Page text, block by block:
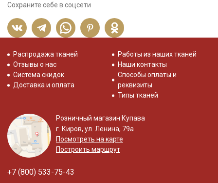
Сохраните себе в соцсети
Распродажа тканей
Отзывы о нас
Система скидок
Доставка и оплата
Работы из наших тканей
Наши контакты
Способы оплаты и
реквизиты
Типы тканей
Розничный магазин Купава
г. Киров, ул. Ленина, 79а
Посмотреть на карте
Построить маршрут
+7 (800) 533-75-43